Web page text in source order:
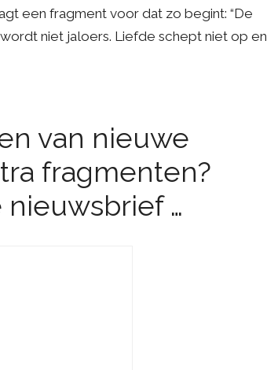
een fragment voor dat zo begint: “De
niet jaloers. Liefde schept niet op en
van nieuwe
fragmenten?
nieuwsbrief …